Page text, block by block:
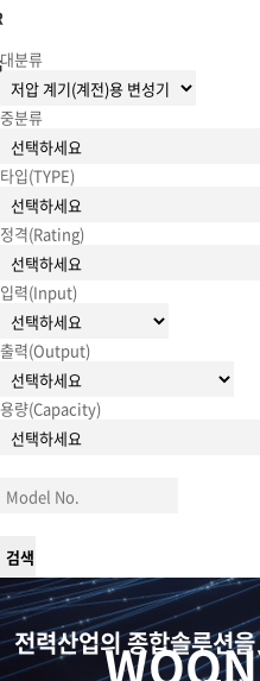
대분류
중분류
타입(TYPE)
정격(Rating)
입력(Input)
출력(Output)
용량(Capacity)
전력산업의 종합솔루션